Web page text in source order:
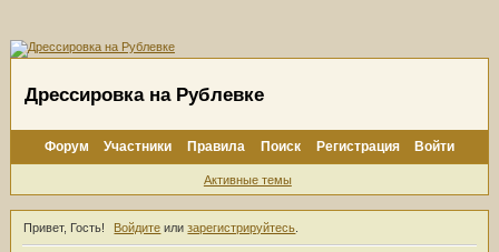
Дрессировка на Рублевке
Форум Участники Правила Поиск Регистрация Войти
Активные темы
Привет, Гость! Войдите илизарегистрируйтесь